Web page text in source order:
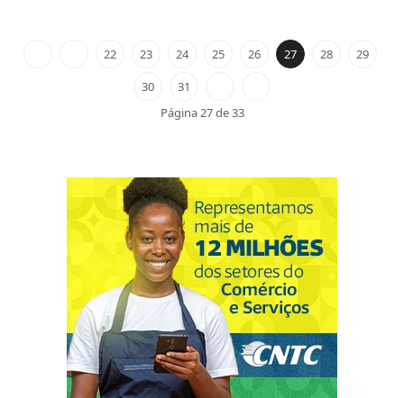
22 23 24 25 26 27 28
29
30
31
Página 27 de 33